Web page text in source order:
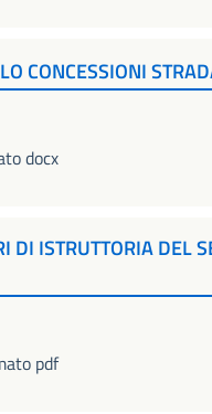
CONCESSIONI
docx
DI ISTRUTTORIA DEL
pdf